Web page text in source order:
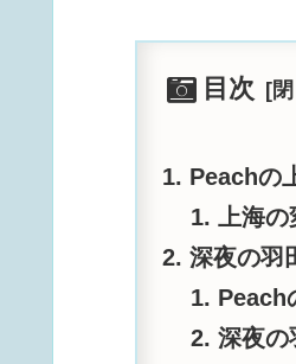
目次
Peachの
上海の
深夜の羽
Peach
深夜の